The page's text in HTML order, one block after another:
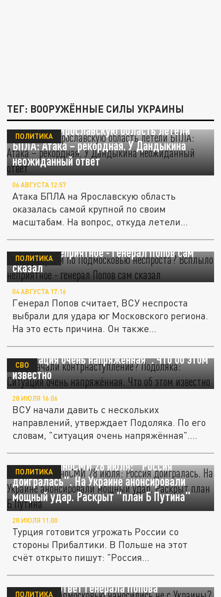
ТЕГ: ВООРУЖЁННЫЕ СИЛЫ УКРАИНЫ
Откуда на Ярославскую область летели
БПЛА: Атака – рекордная. У Дандыкина
неожиданный ответ
ПОЛИТИКА
06 АВГУСТА 12:57
Атака БПЛА на Ярославскую область
оказалась самой крупной по своим
масштабам. На вопрос, откуда летели
ВСУ ударили по Подмосковью неспроста?
Всплыло неприятное - генерал Попов сам
сказал
ПОЛИТИКА
04 АВГУСТА 17:16
Генерал Попов считает, ВСУ неспроста
выбрали для удара юг Московского региона.
На это есть причина. Он также...
ВСУ начали контрнаступление? Подоляка:
"Ситуация очень напряжённая". Что об этом
известно
СВО
28 ИЮЛЯ 16:06
ВСУ начали давить с нескольких
направлений, утверждает Подоляка. По его
словам, "ситуация очень напряжённая"....
Главное в иноСМИ 28 июля: "Россия
доигралась". На Украине анонсировали
мощный удар. Раскрыт "план Б Путина"
ПОЛИТИКА
28 ИЮЛЯ 11:00
Турция готовится угрожать России со
стороны Прибалтики. В Польше на этот
счёт открыто пишут: "Россия...
Удары по Подмосковью наносились не с
Украины? Ответ генерала Попова
ПОЛИТИКА